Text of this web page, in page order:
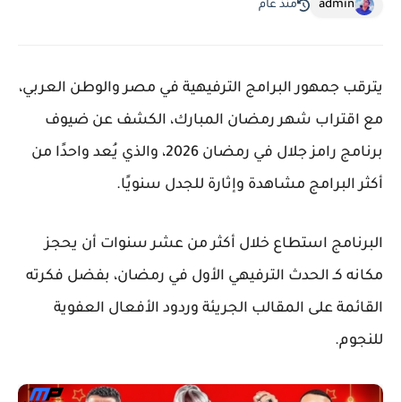
admin منذ عام
يترقب جمهور البرامج الترفيهية في مصر والوطن العربي،
مع اقتراب شهر رمضان المبارك، الكشف عن ضيوف
برنامج رامز جلال في رمضان 2026
، والذي يُعد واحدًا من
أكثر البرامج مشاهدة وإثارة للجدل سنويًا.
البرنامج استطاع خلال أكثر من عشر سنوات أن يحجز
مكانه كـ الحدث الترفيهي الأول في رمضان، بفضل فكرته
القائمة على المقالب الجريئة وردود الأفعال العفوية
للنجوم.